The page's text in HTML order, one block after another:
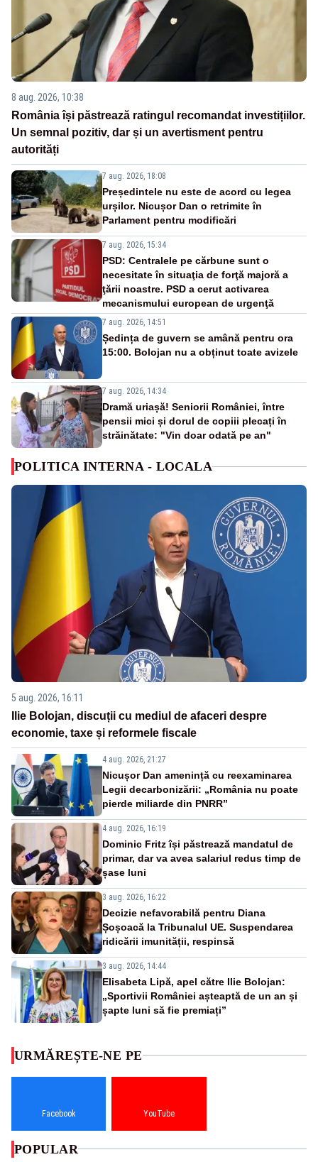
8 aug. 2026, 10:38
România își păstrează ratingul recomandat investițiilor.
Un semnal pozitiv, dar și un avertisment pentru
autorități
7 aug. 2026, 18:08
Președintele nu este de acord cu legea
urșilor. Nicușor Dan o retrimite în
Parlament pentru modificări
7 aug. 2026, 15:34
PSD: Centralele pe cărbune sunt o
necesitate în situaţia de forţă majoră a
ţării noastre. PSD a cerut activarea
mecanismului european de urgenţă
7 aug. 2026, 14:51
Ședința de guvern se amână pentru ora
15:00. Bolojan nu a obținut toate avizele
7 aug. 2026, 14:34
Dramă uriașă! Seniorii României, între
pensii mici și dorul de copiii plecați în
străinătate: "Vin doar odată pe an"
POLITICA INTERNA - LOCALA
5 aug. 2026, 16:11
Ilie Bolojan, discuții cu mediul de afaceri despre
economie, taxe și reformele fiscale
4 aug. 2026, 21:27
Nicușor Dan amenință cu reexaminarea
Legii decarbonizării: „România nu poate
pierde miliarde din PNRR”
4 aug. 2026, 16:19
Dominic Fritz își păstrează mandatul de
primar, dar va avea salariul redus timp de
șase luni
3 aug. 2026, 16:22
Decizie nefavorabilă pentru Diana
Șoșoacă la Tribunalul UE. Suspendarea
ridicării imunității, respinsă
3 aug. 2026, 14:44
Elisabeta Lipă, apel către Ilie Bolojan:
„Sportivii României așteaptă de un an și
șapte luni să fie premiați”
URMĂREȘTE-NE PE
Facebook YouTube
POPULAR